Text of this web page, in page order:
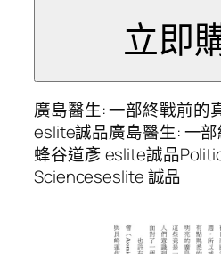
廣島醫生: 一部終戰前的
eslite誠品廣島醫生: 一
蜂谷道彥 eslite誠品
Scienceseslite 誠品